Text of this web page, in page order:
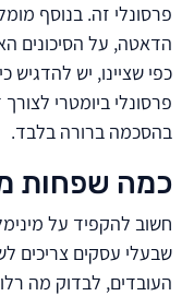
פרסונלי זה. בנוסף
הדאטה, על הסיכונים
כפי שציינו, יש להדגיש
פרסונלי ביומטרי לצורך
בהסכמה ברורה בלבד.
כמה שפחות
חשוב להקפיד על
שבעלי עסקים צריכים
העובדים, לבדוק מה